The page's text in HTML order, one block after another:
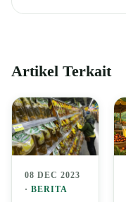
Artikel Terkait
08 DEC 2023
· BERITA